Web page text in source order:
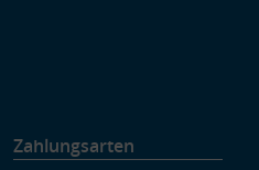
Zahlungsarten